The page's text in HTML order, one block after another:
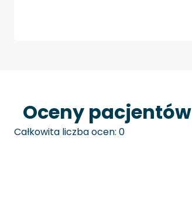
Oceny pacjentów
Całkowita liczba ocen: 0